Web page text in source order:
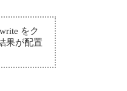
をク
果が配置